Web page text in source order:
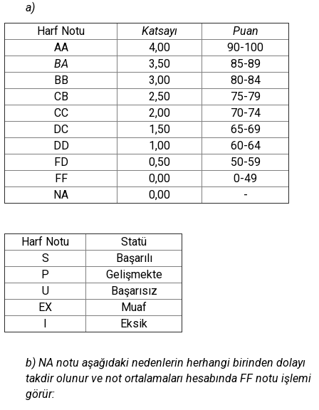
a)
Harf Notu
Katsayı
Puan
AA
4,00
90-100
BA
3,50
85-89
BB
3,00
80-84
CB
2,50
75-79
CC
2,00
70-74
DC
1,50
65-69
DD
1,00
60-64
FD
0,50
50-59
FF
0,00
0-49
NA
0,00 -
Harf Notu
Statü
S
Başarılı
P
Gelişmekte
U
Başarısız
EX
Muaf
I
Eksik
b) NA notu aşağıdaki nedenlerin herhangi birinden dolayı
takdir olunur ve not ortalamaları hesabında FF notu işlemi
görür: